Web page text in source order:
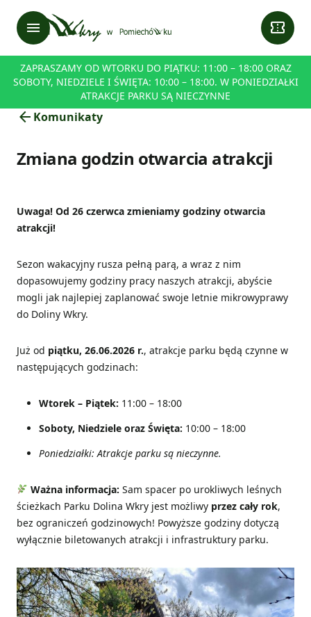
menu confirmation_number
ZAPRASZAMY OD WTORKU DO PIĄTKU: 11:00 – 18:00 ORAZ
SOBOTY, NIEDZIELE I ŚWIĘTA: 10:00 – 18:00. W PONIEDZIAŁKI
ATRAKCJE PARKU SĄ NIECZYNNE
arrow_back Komunikaty
Zmiana godzin otwarcia atrakcji
Uwaga! Od 26 czerwca zmieniamy godziny otwarcia
atrakcji!
Sezon wakacyjny rusza pełną parą, a wraz z nim
dopasowujemy godziny pracy naszych atrakcji, abyście
mogli jak najlepiej zaplanować swoje letnie mikrowyprawy
do Doliny Wkry.
Już od piątku, 26.06.2026 r., atrakcje parku będą czynne w
następujących godzinach:
Wtorek – Piątek: 11:00 – 18:00
Soboty, Niedziele oraz Święta: 10:00 – 18:00
Poniedziałki: Atrakcje parku są nieczynne.
Ważna informacja: Sam spacer po urokliwych leśnych
ścieżkach Parku Dolina Wkry jest możliwy przez cały rok,
bez ograniczeń godzinowych! Powyższe godziny dotyczą
wyłącznie biletowanych atrakcji i infrastruktury parku.